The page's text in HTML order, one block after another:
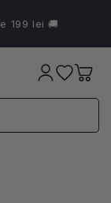
199 lei 🚚
Coș